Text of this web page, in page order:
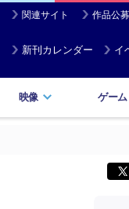
関連サイト 作品公募
新刊カレンダー イ
映像 ゲーム